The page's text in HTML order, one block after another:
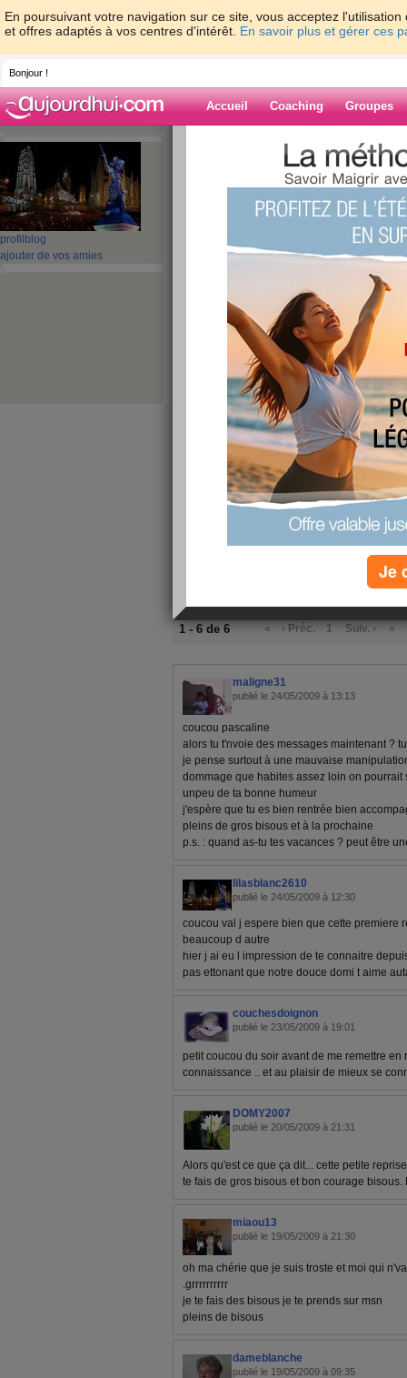
En poursuivant votre navigation sur ce site, vous acceptez
et offres adaptés à vos centres d'intérêt. En savoir plus et gérer ces
Bonjour !
Accueil Coaching Groupes
profil blog
ajouter de vos amies
> lilasblanc2610 >
Blog de
coucou
allez lundi soir et je reprend deja mon trajet a
regimes oupss regularisation de mon
je vais pas vous dire que c est de nouveau
mais merci a vous toutes de votre soutien le
savoir que je vous verrez bientot ca me fais du
1 - 6 de 6 « ‹ Préc. 1 Suiv. › »
maligne31
publié le 24/05/2009 à 13:13
coucou pascaline
alors tu t'nvoie des messages maintenant ?
je pense surtout à une mauvaise
dommage que habites assez loin on
unpeu de ta bonne humeur
j'espère que tu es bien rentrée bien
pleins de gros bisous et à la prochaine
p.s. : quand as-tu tes vacances ? peut être
lilasblanc2610
publié le 24/05/2009 à 12:30
coucou val j espere bien que cette premiere
beaucoup d autre
hier j ai eu l impression de te connaitre
pas ettonant que notre douce domi t aime
couchesdoignon
publié le 23/05/2009 à 19:01
petit coucou du soir avant de me remettre en
connaissance .. et au plaisir de mieux se
DOMY2007
publié le 20/05/2009 à 21:31
Alors qu'est ce que ça dit... cette petite
te fais de gros bisous et bon courage bisous.
miaou13
publié le 19/05/2009 à 21:30
oh ma chérie que je suis troste et moi qui
.grrrrrrrrrr
je te fais des bisous je te prends sur msn
pleins de bisous
dameblanche
publié le 19/05/2009 à 09:35
Je